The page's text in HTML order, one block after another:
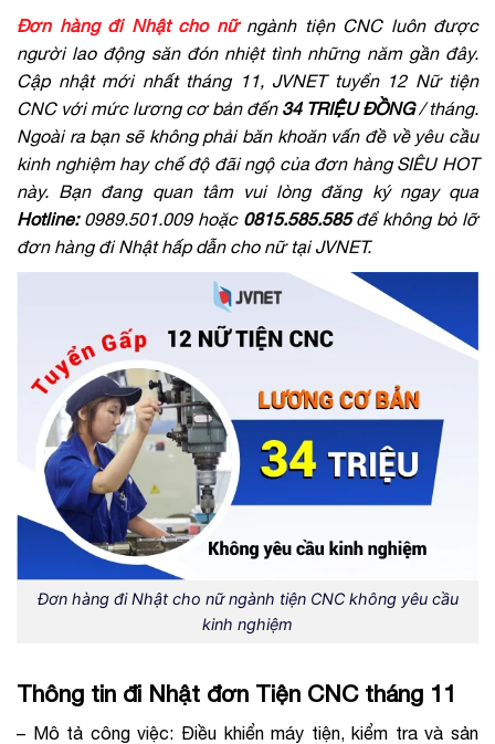
Đơn hàng đi Nhật cho nữngành tiện CNC luôn được
người lao động săn đón nhiệt tình những năm gần đây.
Cập nhật mới nhất tháng 11, JVNET tuyển 12 Nữ tiện
CNC với mức lương cơ bản đến 34 TRIỆU ĐỒNG/ tháng.
Ngoài ra bạn sẽ không phải băn khoăn vấn đề về yêu cầu
kinh nghiệm hay chế độ đãi ngộ của đơn hàng SIÊU HOT
này. Bạn đang quan tâm vui lòng đăng ký ngay qua
Hotline: 0989.501.009 hoặc 0815.585.585để không bỏ lỡ
đơn hàng đi Nhật hấp dẫn cho nữ tại JVNET.
Đơn hàng đi Nhật cho nữ ngành tiện CNC không yêu cầu
kinh nghiệm
Thông tin đi Nhật đơn Tiện CNC tháng 11
– Mô tả công việc: Điều khiển máy tiện, kiểm tra và sản